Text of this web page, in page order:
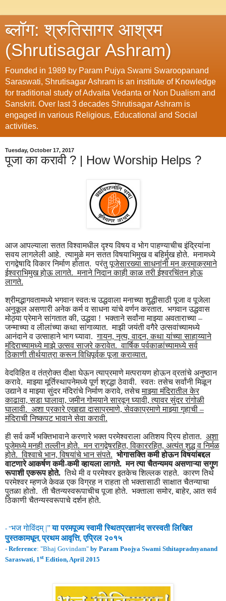
ब्लॉग: श्रुतिसागर आश्रम
(Shrutisagar Ashram)
Founded in 1989 by Param Pujya Swami Swaroopanand
Saraswati, Shrutisagar Ashram is an institute of Knowledge
for traditional study of Advaita Vedanta or Non Dualism and
Sanskrit. Over last 3 decades Shrutisagar Ashram is
engaged in various Religious, Educational and Social
activities.
Tuesday, October 17, 2017
पूजा का करावी ? | How Worship Helps ?
आज आपल्याला सतत विश्वामधील दृश्य विषय व भोग पाहण्याचीच इंद्रियांना
सवय लागलेली आहे. त्यामुळे मन सतत विषयाभिमुख व बहिर्मुख होते. मनामध्ये
रागद्वेषादि विकार निर्माण होतात. परंतुपूजेसारख्या साधनांनी मन क्रमाक्रमाने
ईश्वराभिमुख होऊ लागते. मनाने निदान काही काळ तरी ईश्वरचिंतन होऊ
लागते.
श्रीमद्भागवतामध्ये भगवान स्वतःच उद्धवाला मनाच्या शुद्धीसाठी पूजा व पूजेला
अनुकूल असणारी अनेक कर्म व साधना यांचे वर्णन करतात. भगवान उद्धवास
मोठ्या प्रेमाने सांगतात की, उद्धवा ! भक्ताने सर्वांना माझ्या अवताराच्या –
जन्माच्या व लीलांच्या कथा सांगाव्यात. माझी जयंती वगैरे उत्सवांच्यामध्ये
आनंदाने व उत्साहाने भाग घ्यावा.गायन, नृत्य, वादन, कथा यांच्या साहाय्याने
मंदिराच्यामध्ये माझे उत्सव साजरे करावेत. वार्षिक पर्वकाळांच्यामध्ये सर्व
ठिकाणी तीर्थयात्रा करून विधिपूर्वक पूजा कराव्यात.
वेदविहित व तंत्रोक्त दीक्षा घेऊन त्याप्रमाणे मत्परायण होऊन व्रतांचे अनुष्ठान
करावे. माझ्या मूर्तिस्थापनेमध्ये पूर्ण श्रद्धा ठेवावी. स्वतः तसेच सर्वांनी मिळून
उद्याने व माझ्या सुंदर मंदिरांचे निर्माण करावे, तसेचमाझ्या मंदिरातील केर
काढावा, सडा घालावा, जमीन गोमयाने सारवून घ्यावी, त्यावर सुंदर रांगोळी
घालावी. अशा प्रकारे एखाद्या दासाप्रमाणे, सेवकाप्रमाणे माझ्या गृहाची –
मंदिराची निष्कपट भावाने सेवा करावी.
ही सर्व कर्मे भक्तिभावाने करणारे भक्त परमेश्वराला अतिशय प्रिय होतात. अशा
पूजेमध्ये मनही तल्लीन होते. मन रागद्वेषरहित, विकाररहित, अत्यंत शुद्ध व निर्मळ
होते. विश्वाचे भान, विषयांचे भान संपते. भोगासक्ति कमी होऊन विषयांबद्दल
वाटणारे आकर्षण कमी-कमी व्हायला लागते. मन त्या चैतन्यमय असणाऱ्या सगुण
रूपाशी एकरूप होते. तिथे मी व परमेश्वर इतकेच शिल्लक राहते. कारण तिथे
परमेश्वर म्हणजे केवळ एक विग्रह न राहता तो भक्तासाठी साक्षात चैतन्याचा
पुतळा होतो. ती चैतन्यस्वरूपाचीच पूजा होते. भक्ताला समोर, बाहेर, आत सर्व
ठिकाणी चैतन्यस्वरूपाचे दर्शन होते.
- "भज गोविंदम् |”या परमपूज्य स्वामीस्थितप्रज्ञानंदसरस्वती लिखित
पुस्तकामधून,प्रथमआवृत्ति, एप्रिल २०१५
- Reference: "Bhaj Govindam" by Param Poojya Swami Sthitapradnyanand
Saraswati, 1st Edition, April 2015